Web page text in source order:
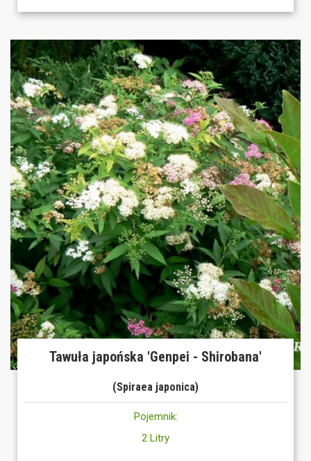
Tawuła japońska 'Genpei - Shirobana'
(Spiraea japonica)
Pojemnik:
2 Litry